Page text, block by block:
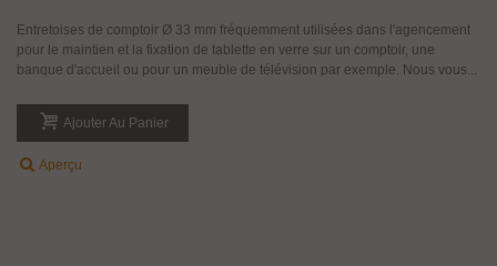
Entretoises de comptoir Ø 33 mm fréquemment utilisées dans l'agencement
pour le maintien et la fixation de tablette en verre sur un comptoir, une
banque d'accueil ou pour un meuble de télévision par exemple. Nous vous...
Ajouter Au Panier
Aperçu